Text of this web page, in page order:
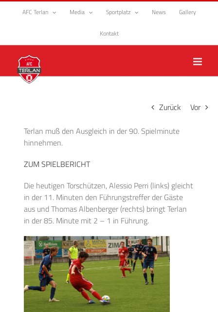
Zum
AFC Terlan Media Sportplatz News Gallery
Kontakt
Zurück Vor
Terlan muß den Ausgleich in der 90. Spielminute
hinnehmen.
ZUM SPIELBERICHT
Die heutigen Torschützen, Alessio Perri (links) gleicht
in der 11. Minuten den Führungstreffer der Gäste
aus und Thomas Albenberger (rechts) bringt Terlan
in der 85. Minute mit 2 – 1 in Führung.